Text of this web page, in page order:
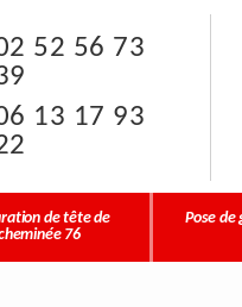
52 56 73
13 17 93
de tête de
76
Pose de